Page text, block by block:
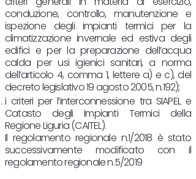
conduzione, controllo, manutenzione e
ispezione degli impianti termici per la
climatizzazione invernale ed estiva degli
edifici e per la preparazione dell’acqua
calda per usi igienici sanitari, a norma
dell’articolo 4, comma 1, lettere a) e c), del
decreto legislativo 19 agosto 2005, n.192);
i criteri per l’interconnessione tra SIAPEL e
Catasto degli Impianti Termici della
Regione Liguria (CAITEL).
Il regolamento regionale n.1/2018 è stato
successivamente modificato con il
regolamento regionale n.5/2019